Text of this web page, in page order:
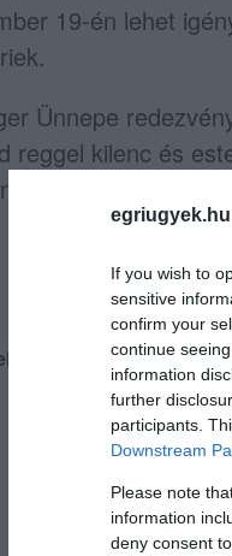
If you wish to
sensitive
confirm your
continue
information
further
participants.
Downstream
Please note
information
deny consent
19-én lehet
Ünnepe
reggel kilenc és
és kortól
hírekről, kövessen